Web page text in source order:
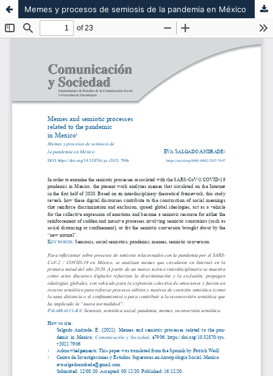
Memes y procesos de semiosis de la pandemia en México